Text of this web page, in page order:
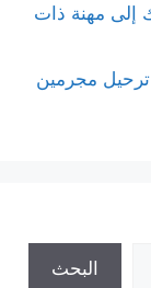
إلى مهنة ذات
ترحيل مجرمين
البحث